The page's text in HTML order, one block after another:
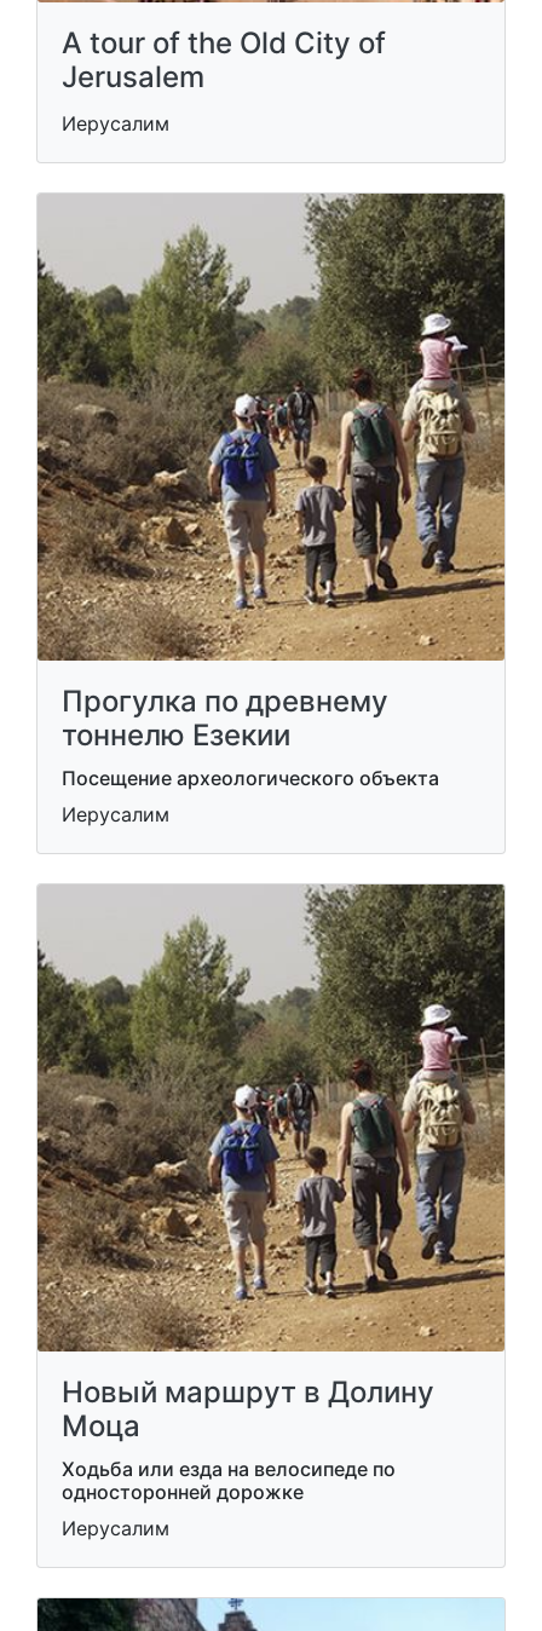
A tour of the Old City of
Jerusalem
Иерусалим
Прогулка по древнему
тоннелю Езекии
Посещение археологического объекта
Иерусалим
Новый маршрут в Долину
Моца
Ходьба или езда на велосипеде по
односторонней дорожке
Иерусалим